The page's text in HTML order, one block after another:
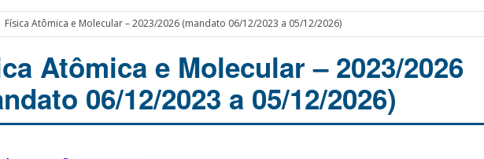
Física Atômica e Molecular – 2023/2026 (mandato 06/12/2023 a 05/12/2026)
Atômica e Molecular – 2023/2026
06/12/2023 a 05/12/2026)